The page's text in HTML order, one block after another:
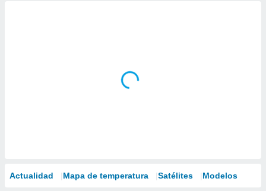
Actualidad Mapa de temperatura Satélites Modelos